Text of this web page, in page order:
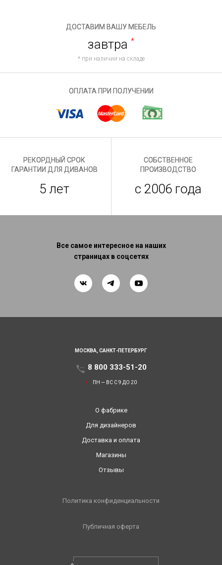
ДОСТАВИМ ВАШУ МЕБЕЛЬ
завтра *
* при наличии на складе
ОПЛАТА ПРИ ПОЛУЧЕНИИ
РЕКОРДНЫЙ СРОК
ГАРАНТИИ ДЛЯ ДИВАНОВ
5 лет
СОБСТВЕННОЕ
ПРОИЗВОДСТВО
с 2006 года
Все самое интересное на наших
страницах в соцсетях
МОСКВА, САНКТ-ПЕТЕРБУРГ
8 800 333-51-20
ПН — ВС С 9 ДО 20
О фабрике
Для дизайнеров
Доставка и оплата
Магазины
Отзывы
Политика конфиденциальности
Публичная оферта